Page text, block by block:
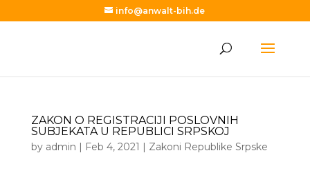
info@anwalt-bih.de
ZAKON O REGISTRACIJI POSLOVNIH
SUBJEKATA U REPUBLICI SRPSKOJ
by admin | Feb 4, 2021 | Zakoni Republike Srpske